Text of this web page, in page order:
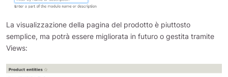
La visualizzazione della pagina del prodotto è piuttosto
semplice, ma potrà essere migliorata in futuro o gestita tramite
Views: